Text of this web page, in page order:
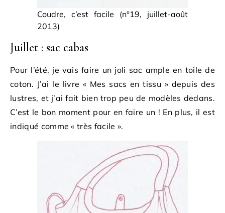
Coudre, c’est facile (n°19, juillet-août
2013)
Juillet : sac cabas
Pour l’été, je vais faire un joli sac ample en toile de
coton. J’ai le livre « Mes sacs en tissu » depuis des
lustres, et j’ai fait bien trop peu de modèles dedans.
C’est le bon moment pour en faire un ! En plus, il est
indiqué comme « très facile ».